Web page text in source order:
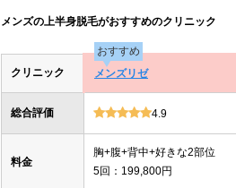
メンズの上半身脱毛がおすすめのクリニック
クリニック
おすすめ
メンズリゼ
総合評価 4.9
料金
胸+腹+背中+好きな2部位
5回：199,800円